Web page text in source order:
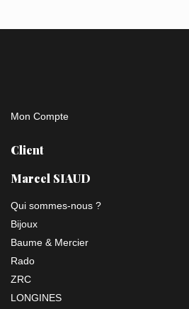
Mon Compte
Client
Marcel SIAUD
Qui sommes-nous ?
Bijoux
Baume & Mercier
Rado
ZRC
LONGINES